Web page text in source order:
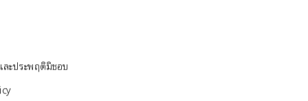
ละประพฤติมิชอบ